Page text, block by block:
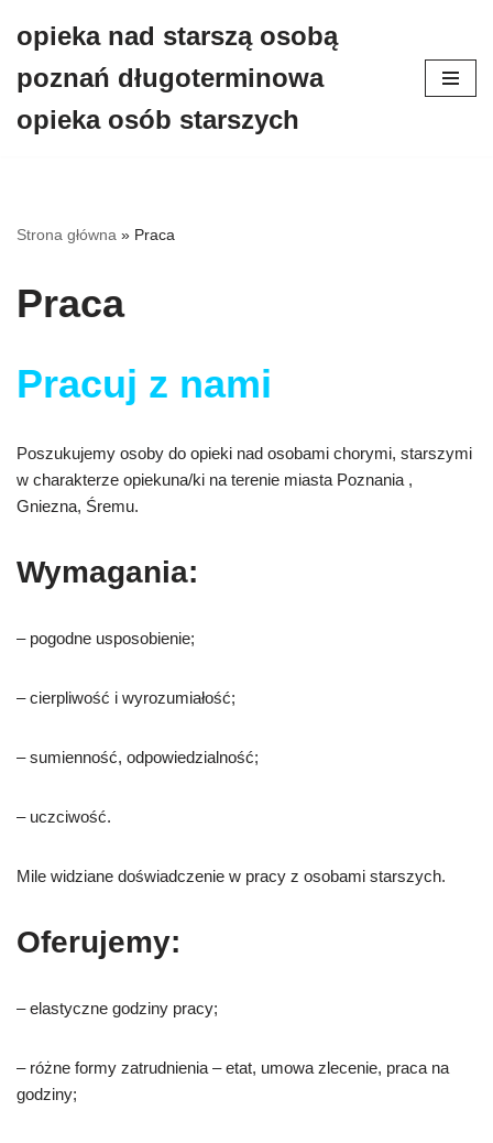
do
treści
opieka nad starszą osobą
poznań długoterminowa
opieka osób starszych
Strona główna » Praca
Praca
Pracuj z nami
Poszukujemy osoby do opieki nad osobami chorymi, starszymi
w charakterze opiekuna/ki na terenie miasta Poznania ,
Gniezna, Śremu.
Wymagania:
– pogodne usposobienie;
– cierpliwość i wyrozumiałość;
– sumienność, odpowiedzialność;
– uczciwość.
Mile widziane doświadczenie w pracy z osobami starszych.
Oferujemy:
– elastyczne godziny pracy;
– różne formy zatrudnienia – etat, umowa zlecenie, praca na
godziny;